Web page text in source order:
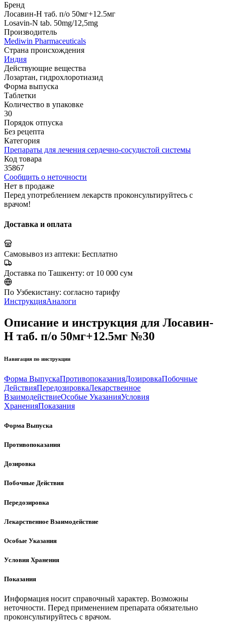
Бренд
Лосавин-Н таб. п/о 50мг+12.5мг
Losavin-N tab. 50mg/12,5mg
Производитель
Mediwin Pharmaceuticals
Страна происхождения
Индия
Действующие вещества
Лозартан, гидрохлоротиазид
Форма выпуска
Таблетки
Количество в упаковке
30
Порядок отпуска
Без рецепта
Категория
Препараты для лечения сердечно-сосудистой системы
Код товара
35867
Сообщить о неточности
Нет в продаже
Перед употреблением лекарств проконсультируйтесь с
врачом!
Доставка и оплата
Самовывоз из аптеки: Бесплатно
Доставка по Ташкенту: от 10 000 сум
По Узбекистану: согласно тарифу
ИнструкцияАналоги
Описание и инструкция для Лосавин-
Н таб. п/о 50мг+12.5мг №30
Навигация по инструкции
Форма ВыпускаПротивопоказанияДозировкаПобочные
ДействияПередозировкаЛекарственное
ВзаимодействиеОсобые УказанияУсловия
ХраненияПоказания
Форма Выпуска
Противопоказания
Дозировка
Побочные Действия
Передозировка
Лекарственное Взаимодействие
Особые Указания
Условия Хранения
Показания
Информация носит справочный характер. Возможны
неточности. Перед применением препарата обязательно
проконсультируйтесь с врачом.